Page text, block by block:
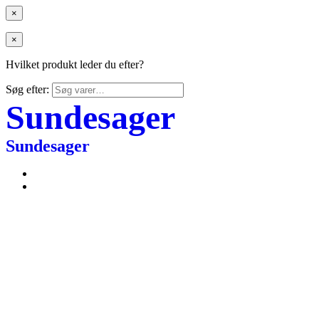
×
×
Hvilket produkt leder du efter?
Søg efter:
Sundesager
Sundesager